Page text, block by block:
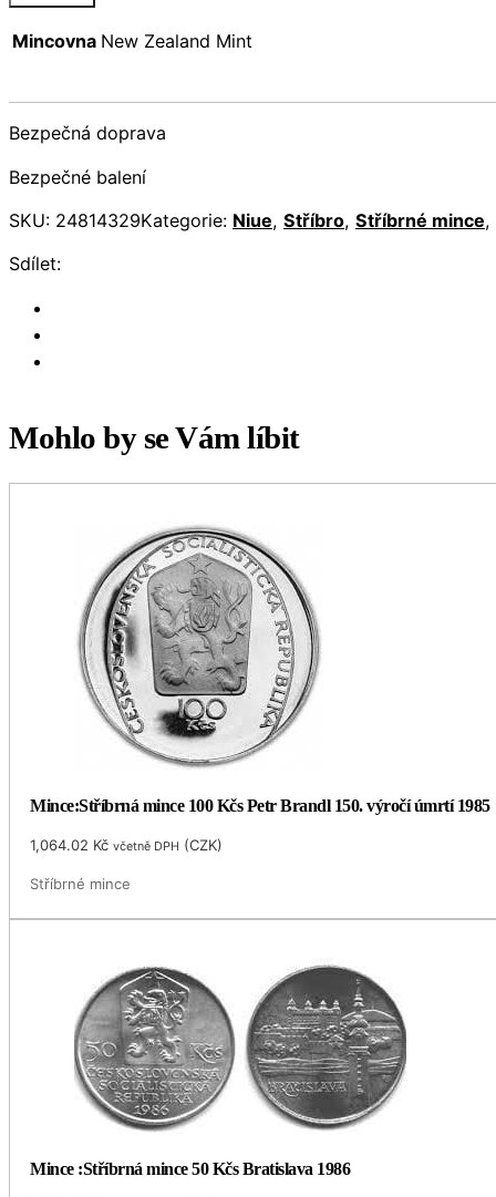
Mincovna New Zealand Mint
Bezpečná doprava
Bezpečné balení
SKU: 24814329Kategorie: Niue, Stříbro, Stříbrné mince,
Sdílet:
Mohlo by se Vám líbit
Mince:Stříbrná mince 100 Kčs Petr Brandl 150. výročí úmrtí 1985
1,064.02 Kč včetně DPH (CZK)
Stříbrné mince
Mince :Stříbrná mince 50 Kčs Bratislava 1986